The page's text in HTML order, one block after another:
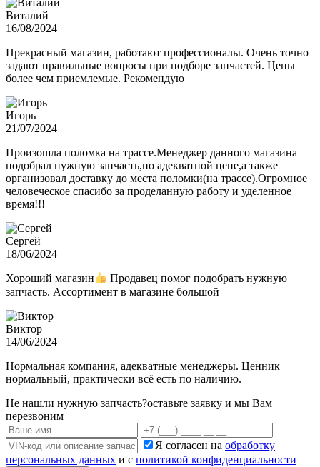
Виталий
16/08/2024
Прекрасный магазин, работают профессионалы. Очень точно
задают правильные вопросы при подборе запчастей. Цены
более чем приемлемые. Рекомендую
Игорь
21/07/2024
Произошла поломка на трассе.Менеджер данного магазина
подобрал нужную запчасть,по адекватной цене,а также
организовал доставку до места поломки(на трассе).Огромное
человеческое спасибо за проделанную работу и уделенное
время!!!
Сергей
18/06/2024
Хороший магазин
Продавец помог подобрать нужную
запчасть. Ассортимент в магазине большой
Виктор
14/06/2024
Нормальная компания, адекватные менеджеры. Ценник
нормальный, практически всё есть по наличию.
Не нашли нужную запчасть?оставьте заявку и мы Вам
перезвоним
Я согласен на обработку
персональных данных и с политикой конфиденциальности